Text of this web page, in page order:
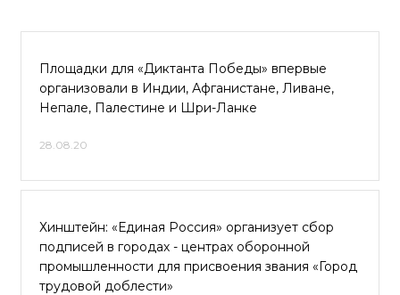
Площадки для «Диктанта Победы» впервые
организовали в Индии, Афганистане, Ливане,
Непале, Палестине и Шри-Ланке
28.08.20
Хинштейн: «Единая Россия» организует сбор
подписей в городах - центрах оборонной
промышленности для присвоения звания «Город
трудовой доблести»